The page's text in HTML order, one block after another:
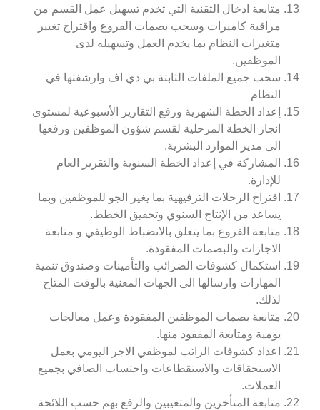
متابعة ادخال التقنية التي تخدم تسهيل عمل القسم من
مراقبة كاميرات وسحب بصمات الفروع واقتراح تغيير
متغيرات النظام بما يخدم العمل وتسهيله لدى
الموظفين.
سحب جميع الملفات الثابتة بي دي اف وارشفتها في
النظام
إعداد الخطة الشهرية ورفع التقارير الأسبوعية لمستوى
انجاز الخطة المرحلية لقسم شؤون الموظفين ورفعها
الى مدير الموارد البشرية.
المشاركة في إعداد الخطة السنوية والتقرير العام
للإدارة.
اقتراح الرحلات الترفيهية بما يغير الجو للموظفين وبما
يساعد من الإنتاج السنوي وتحقيق الخطط.
متابعة الفروع بما يتعلق بالانضباط الوظيفي و متابعة
الاجازات والبصمات المفقودة.
استكمال كشوفات الضرائب والتأمينات وصندوق تنمية
المهارات وارسالها الى الجهات المعنية بالوقت المتاح
لذلك.
متابعة بصمات الموظفين المفقودة وعمل معالجات
يومية ومتابعة المفقود منها.
اعداد كشوفات الراتب لموظفي الاجر اليومي بعمل
الاستحقاقات والاستقطاعات واحتساب الصافي بجميع
العملات.
متابعة المتأخرين والمتغيبين والرفع بهم حسب اللائحة